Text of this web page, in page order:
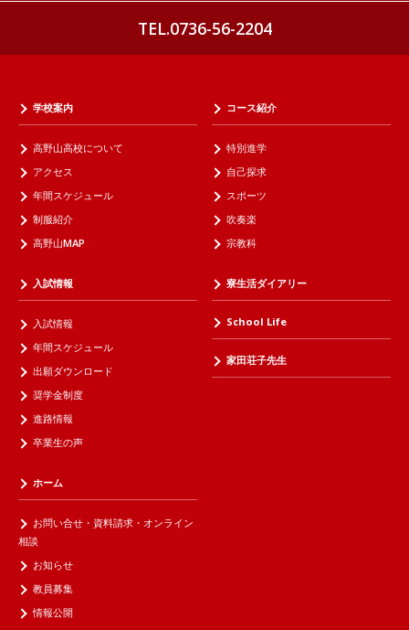
TEL.0736-56-2204
学校案内
高野山高校について
アクセス
年間スケジュール
制服紹介
高野山MAP
コース紹介
特別進学
自己探求
スポーツ
吹奏楽
宗教科
入試情報
入試情報
年間スケジュール
出願ダウンロード
奨学金制度
進路情報
卒業生の声
寮生活ダイアリー
School Life
家田荘子先生
ホーム
お問い合せ・資料請求・オンライン
相談
お知らせ
教員募集
情報公開